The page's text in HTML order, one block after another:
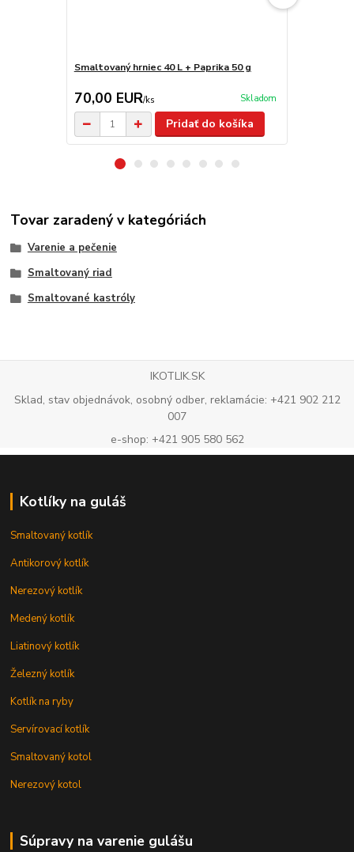
Smaltovaný hrniec 40 L + Paprika 50 g
70,00 EUR/ks Skladom
Pridať do košíka
Tovar zaradený v kategóriách
Varenie a pečenie
Smaltovaný riad
Smaltované kastróly
IKOTLIK.SK
Sklad, stav objednávok, osobný odber, reklamácie: +421 902 212
007
e-shop: +421 905 580 562
Kotlíky na guláš
Smaltovaný kotlík
Antikorový kotlík
Nerezový kotlík
Medený kotlík
Liatinový kotlík
Železný kotlík
Kotlík na ryby
Servírovací kotlík
Smaltovaný kotol
Nerezový kotol
Súpravy na varenie gulášu